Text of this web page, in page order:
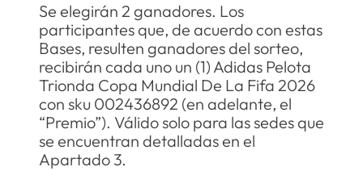
Se elegirán 2 ganadores. Los
participantes que, de acuerdo con estas
Bases, resulten ganadores del sorteo,
recibirán cada uno un (1) Adidas Pelota
Trionda Copa Mundial De La Fifa 2026
con sku 002436892 (en adelante, el
“Premio”). Válido solo para las sedes que
se encuentran detalladas en el
Apartado 3.